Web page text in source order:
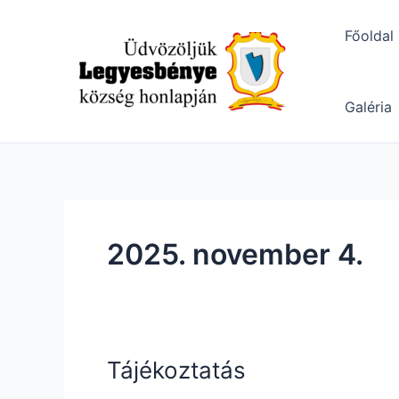
Főoldal
Galéria
2025. november 4.
Tájékoztatás
Tájékoztatás